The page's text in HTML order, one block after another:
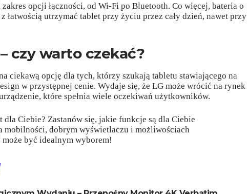
opcji łączności, od Wi-Fi po Bluetooth. Co więcej, bateria o
łatwością utrzymać tablet przy życiu przez cały dzień, nawet przy
czy warto czekać?
ciekawą opcję dla tych, którzy szukają tabletu stawiającego na
w przystępnej cenie. Wydaje się, że LG może wrócić na rynek
które spełnia wiele oczekiwań użytkowników.
dla Ciebie? Zastanów się, jakie funkcje są dla Ciebie
mobilności, dobrym wyświetlaczu i możliwościach
być idealnym wyborem!